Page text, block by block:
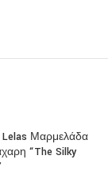
Lelas Μαρμελάδα
“The Silky